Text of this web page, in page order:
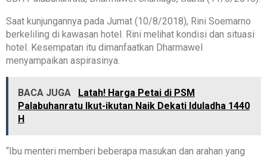
Saat kunjungannya pada Jumat (10/8/2018), Rini Soemarno
berkeliling di kawasan hotel. Rini melihat kondisi dan situasi
hotel. Kesempatan itu dimanfaatkan Dharmawel
menyampaikan aspirasinya.
BACA JUGA
Latah! Harga Petai di PSM
Palabuhanratu Ikut-ikutan Naik Dekati Iduladha 1440
H
“Ibu menteri memberi beberapa masukan dan arahan yang